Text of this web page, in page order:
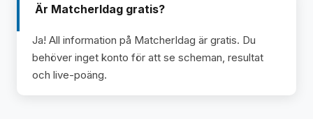
Är MatcherIdag gratis?
Ja! All information på MatcherIdag är gratis. Du
behöver inget konto för att se scheman, resultat
och live-poäng.